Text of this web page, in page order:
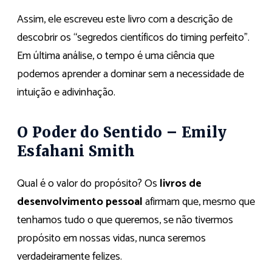
Assim, ele escreveu este livro com a descrição de
descobrir os “segredos científicos do timing perfeito”.
Em última análise, o tempo é uma ciência que
podemos aprender a dominar sem a necessidade de
intuição e adivinhação.
O Poder do Sentido – Emily
Esfahani Smith
Qual é o valor do propósito? Os livros de
desenvolvimento pessoalafirmam que, mesmo que
tenhamos tudo o que queremos, se não tivermos
propósito em nossas vidas, nunca seremos
verdadeiramente felizes.